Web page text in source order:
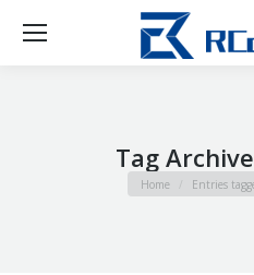
Tag
You are here:
Home Entries